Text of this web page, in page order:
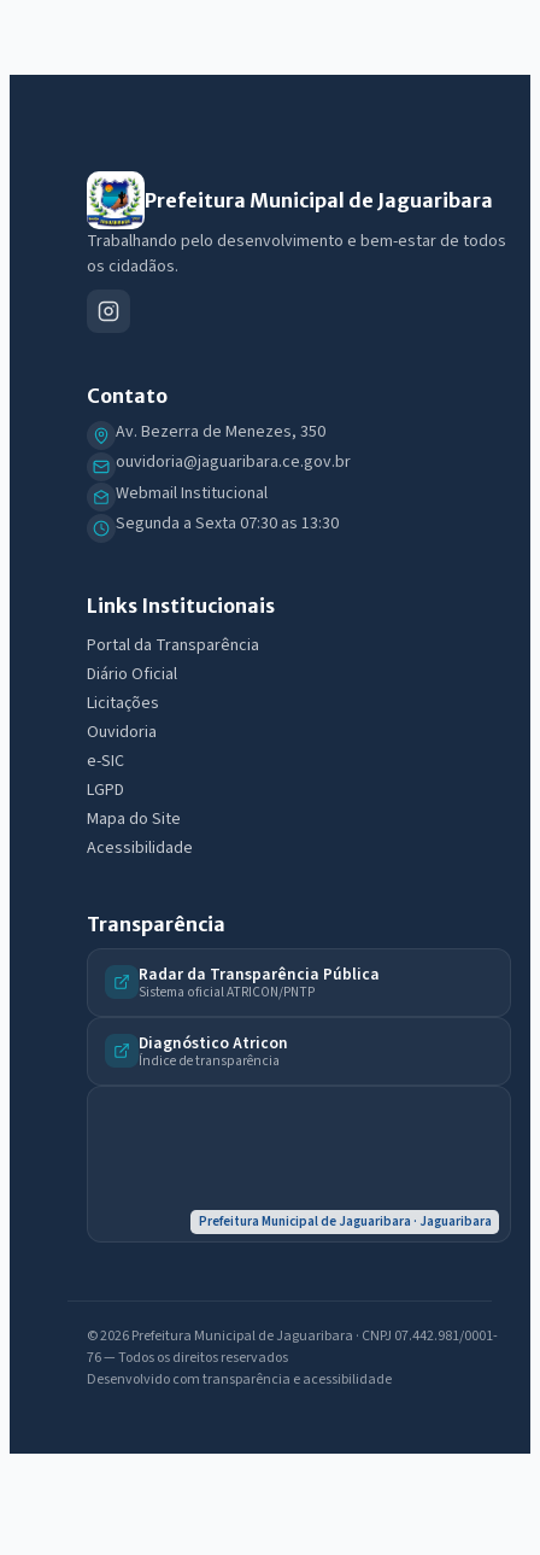
Prefeitura Municipal de Jaguaribara
Trabalhando pelo desenvolvimento e bem-estar de todos
os cidadãos.
Contato
Av. Bezerra de Menezes, 350
ouvidoria@jaguaribara.ce.gov.br
Webmail Institucional
Segunda a Sexta 07:30 as 13:30
Links Institucionais
Portal da Transparência
Diário Oficial
Licitações
Ouvidoria
e-SIC
LGPD
Mapa do Site
Acessibilidade
Transparência
Radar da Transparência Pública
Sistema oficial ATRICON/PNTP
Diagnóstico Atricon
Índice de transparência
Prefeitura Municipal de Jaguaribara · Jaguaribara
© 2026 Prefeitura Municipal de Jaguaribara · CNPJ 07.442.981/0001-
76 — Todos os direitos reservados
Desenvolvido com transparência e acessibilidade
IntGest AI
Olá. Pergunte sobre serviços, notícias, legislação, Diário Oficial,
licitações, estrutura ou transparência do município.